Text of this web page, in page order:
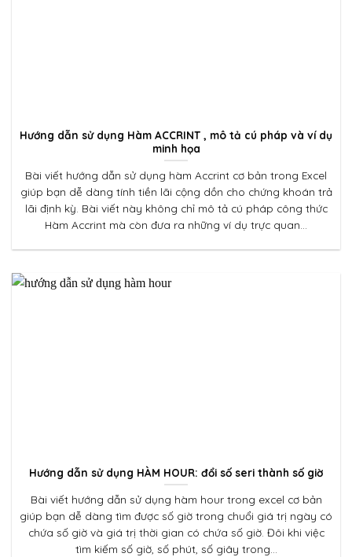
Hướng dẫn sử dụng Hàm ACCRINT , mô tả cú pháp và ví dụ
minh họa
Bài viết hướng dẫn sử dụng hàm Accrint cơ bản trong Excel
giúp bạn dễ dàng tính tiền lãi cộng dồn cho chứng khoán trả
lãi định kỳ. Bài viết này không chỉ mô tả cú pháp công thức
Hàm Accrint mà còn đưa ra những ví dụ trực quan...
Hướng dẫn sử dụng HÀM HOUR: đổi số seri thành số giờ
Bài viết hướng dẫn sử dụng hàm hour trong excel cơ bản
giúp bạn dễ dàng tìm được số giờ trong chuổi giá trị ngày có
chứa số giờ và giá trị thời gian có chứa số giờ. Đôi khi việc
tìm kiếm số giờ, số phút, số giây trong...